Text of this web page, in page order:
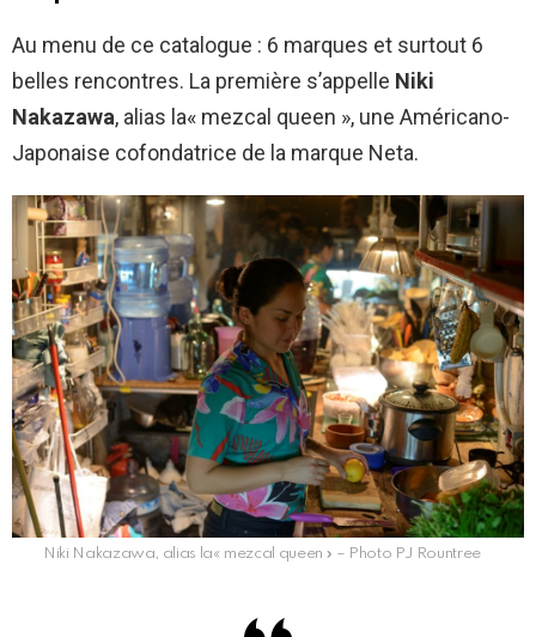
Au menu de ce catalogue : 6 marques et surtout 6
belles rencontres. La première s’appelle Niki
Nakazawa, alias la« mezcal queen », une Américano-
Japonaise cofondatrice de la marque Neta.
Niki Nakazawa, alias la« mezcal queen » – Photo PJ Rountree